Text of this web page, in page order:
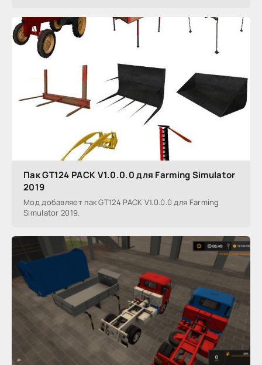
Пак GT124 PACK V1.0.0.0 для Farming Simulator
2019
Мод добавляет пак GT124 PACK V1.0.0.0 для Farming
Simulator 2019.